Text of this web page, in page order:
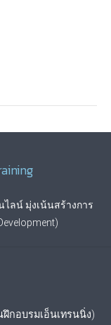
ไลน์ มุ่งเน้นสร้างการ
กอบรมเอ็นเทรนนิ่ง)